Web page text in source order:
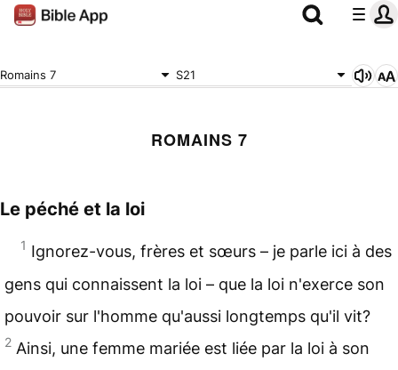
Romains 7 S21
ROMAINS 7
Le péché et la loi
1 Ignorez-vous, frères et sœurs – je parle ici à des
gens qui connaissent la loi – que la loi n'exerce son
pouvoir sur l'homme qu'aussi longtemps qu'il vit?
2 Ainsi, une femme mariée est liée par la loi à son